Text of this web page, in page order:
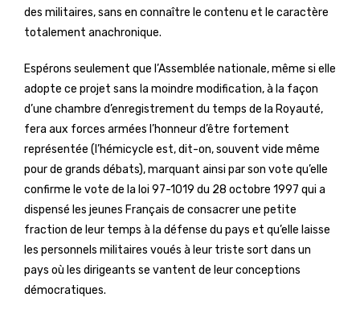
des militaires, sans en connaître le contenu et le caractère
totalement anachronique.
Espérons seulement que l’Assemblée nationale, même si elle
adopte ce projet sans la moindre modification, à la façon
d’une chambre d’enregistrement du temps de la Royauté,
fera aux forces armées l’honneur d’être fortement
représentée (l’hémicycle est, dit-on, souvent vide même
pour de grands débats), marquant ainsi par son vote qu’elle
confirme le vote de la loi 97-1019 du 28 octobre 1997 qui a
dispensé les jeunes Français de consacrer une petite
fraction de leur temps à la défense du pays et qu’elle laisse
les personnels militaires voués à leur triste sort dans un
pays où les dirigeants se vantent de leur conceptions
démocratiques.